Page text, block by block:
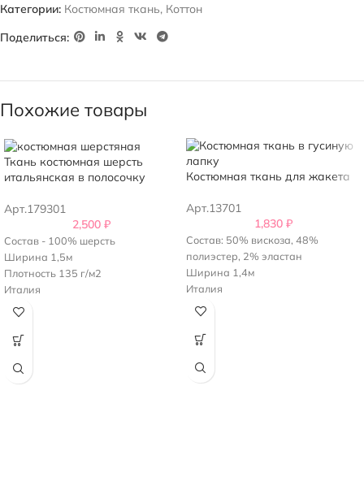
Категории: Костюмная ткань, Коттон
Поделиться:
Похожие товары
Ткань костюмная шерсть
итальянская в полосочку
Арт.179301
2,500 ₽
Состав - 100% шерсть
Ширина 1,5м
Плотность 135 г/м2
Италия
Костюмная ткань для жакета
Арт.13701
1,830 ₽
Состав: 50% вискоза, 48%
полиэстер, 2% эластан
Ширина 1,4м
Италия